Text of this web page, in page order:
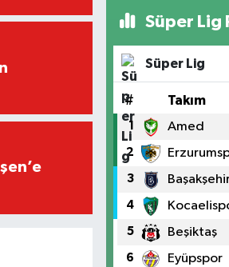
Süper Lig
Süper Lig
# Takım
1 Amed
2
3
4
5 Beşiktaş
6 Eyüpspor